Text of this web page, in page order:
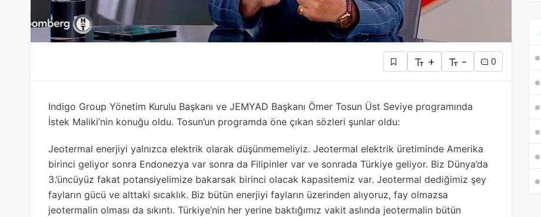
+ - 0
Indigo Group Yönetim Kurulu Başkanı ve JEMYAD Başkanı Ömer Tosun Üst Seviye programında
İstek Maliki’nin konuğu oldu. Tosun’un programda öne çıkan sözleri şunlar oldu:
Jeotermal enerjiyi yalnızca elektrik olarak düşünmemeliyiz. Jeotermal elektrik üretiminde Amerika
birinci geliyor sonra Endonezya var sonra da Filipinler var ve sonrada Türkiye geliyor. Biz Dünya’da
3.’üncüyüz fakat potansiyelimize bakarsak birinci olacak kapasitemiz var. Jeotermal dediğimiz şey
fayların gücü ve alttaki sıcaklık. Biz bütün enerjiyi fayların üzerinden alıyoruz, fay olmazsa
jeotermalin olması da sıkıntı. Türkiye’nin her yerine baktığımız vakit aslında jeotermalin bütün